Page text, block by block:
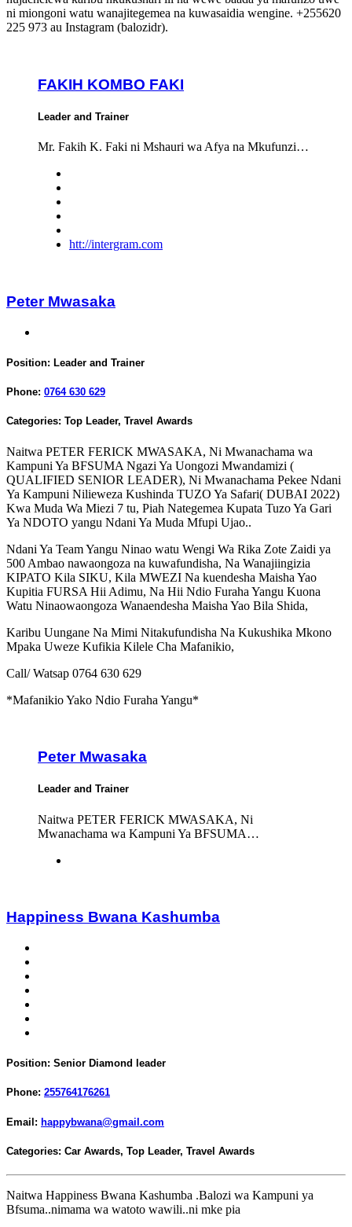
ni miongoni watu wanajitegemea na kuwasaidia wengine. +255620
225 973 au Instagram (balozidr).
FAKIH KOMBO FAKI
Leader and Trainer
Mr. Fakih K. Faki ni Mshauri wa Afya na Mkufunzi…
htt://intergram.com
Peter Mwasaka
Position: Leader and Trainer
Phone: 0764 630 629
Categories: Top Leader, Travel Awards
Naitwa PETER FERICK MWASAKA, Ni Mwanachama wa
Kampuni Ya BFSUMA Ngazi Ya Uongozi Mwandamizi (
QUALIFIED SENIOR LEADER), Ni Mwanachama Pekee Ndani
Ya Kampuni Nilieweza Kushinda TUZO Ya Safari( DUBAI 2022)
Kwa Muda Wa Miezi 7 tu, Piah Nategemea Kupata Tuzo Ya Gari
Ya NDOTO yangu Ndani Ya Muda Mfupi Ujao..
Ndani Ya Team Yangu Ninao watu Wengi Wa Rika Zote Zaidi ya
500 Ambao nawaongoza na kuwafundisha, Na Wanajiingizia
KIPATO Kila SIKU, Kila MWEZI Na kuendesha Maisha Yao
Kupitia FURSA Hii Adimu, Na Hii Ndio Furaha Yangu Kuona
Watu Ninaowaongoza Wanaendesha Maisha Yao Bila Shida,
Karibu Uungane Na Mimi Nitakufundisha Na Kukushika Mkono
Mpaka Uweze Kufikia Kilele Cha Mafanikio,
Call/ Watsap 0764 630 629
*Mafanikio Yako Ndio Furaha Yangu*
Peter Mwasaka
Leader and Trainer
Naitwa PETER FERICK MWASAKA, Ni
Mwanachama wa Kampuni Ya BFSUMA…
Happiness Bwana Kashumba
Position: Senior Diamond leader
Phone: 255764176261
Email: happybwana@gmail.com
Categories: Car Awards, Top Leader, Travel Awards
Naitwa Happiness Bwana Kashumba .Balozi wa Kampuni ya
Bfsuma..nimama wa watoto wawili..ni mke pia